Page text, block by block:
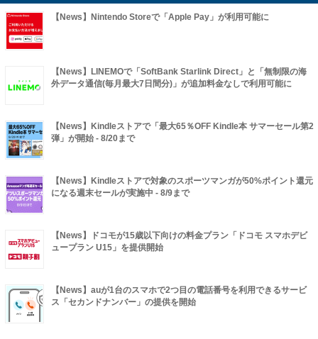
【News】Nintendo Storeで「Apple Pay」が利用可能に
【News】LINEMOで「SoftBank Starlink Direct」と「無制限の海
外データ通信(毎月最大7日間分)」が追加料金なしで利用可能に
【News】Kindleストアで「最大65％OFF Kindle本 サマーセール第2
弾」が開始 - 8/20まで
【News】Kindleストアで対象のスポーツマンガが50%ポイント還元
になる週末セールが実施中 - 8/9まで
【News】ドコモが15歳以下向けの料金プラン「ドコモ スマホデビ
ュープラン U15」を提供開始
【News】auが1台のスマホで2つ目の電話番号を利用できるサービ
ス「セカンドナンバー」の提供を開始